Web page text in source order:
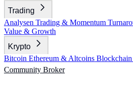
Trading
Analysen Trading & Momentum
Value & Growth
Krypto
Bitcoin Ethereum & Altcoins Blockchain
Community Broker